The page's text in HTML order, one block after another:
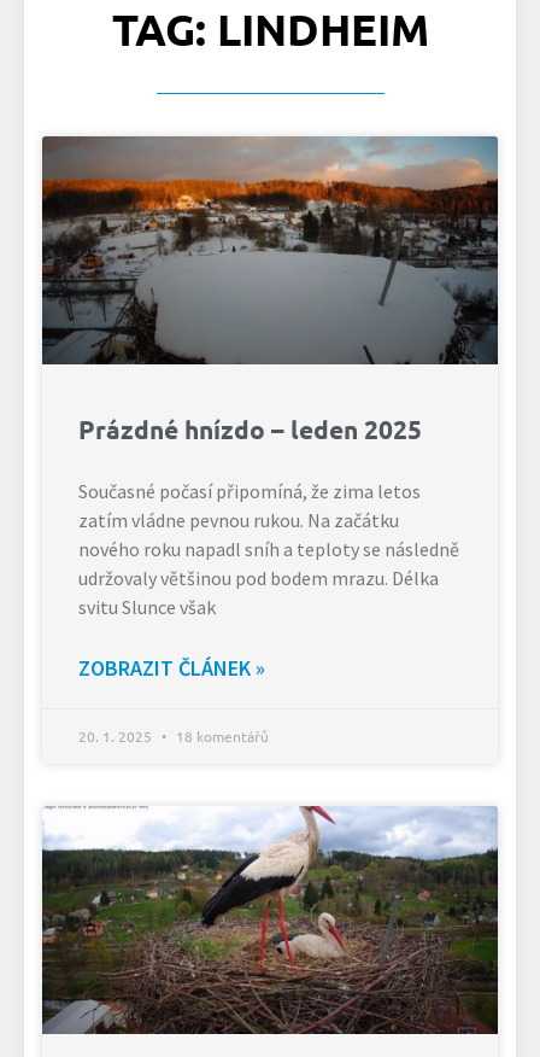
TAG: LINDHEIM
Prázdné hnízdo – leden 2025
Současné počasí připomíná, že zima letos
zatím vládne pevnou rukou. Na začátku
nového roku napadl sníh a teploty se následně
udržovaly většinou pod bodem mrazu. Délka
svitu Slunce však
ZOBRAZIT ČLÁNEK »
20. 1. 2025 18 komentářů